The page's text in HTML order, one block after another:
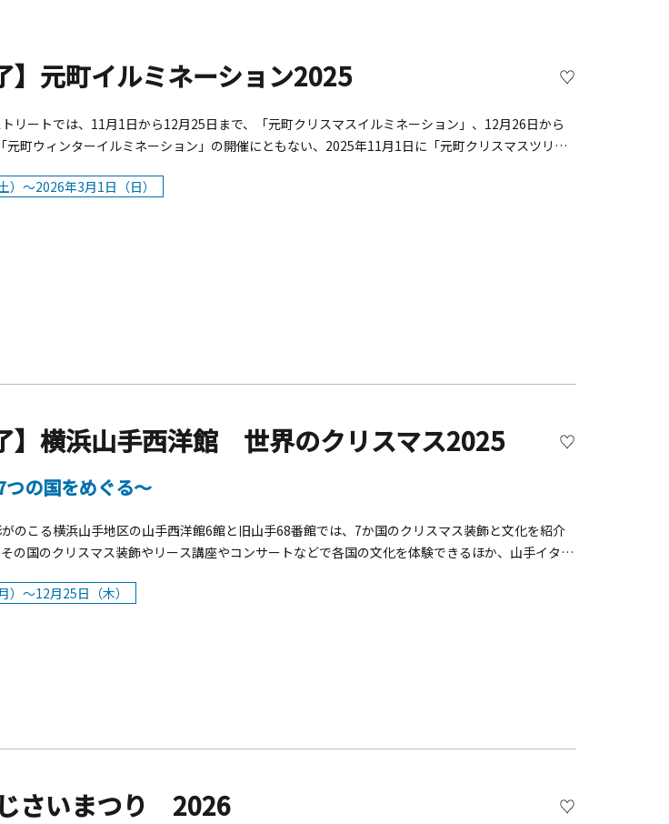
】元町イルミネーション2025
リートでは、11月1日から12月25日まで、「元町クリスマスイルミネーション」、12月26日から
元町ウィンターイルミネーション」の開催にともない、2025年11月1日に「元町クリスマスツリー
ぶ、モダンな西洋文化をいち早く取り入れたお洒落な街。横浜元町発祥のファッションブランドや家
）～2026年3月1日（日）
】横浜山手西洋館 世界のクリスマス2025
の国をめぐる～
のこる横浜山手地区の山手西洋館6館と旧山手68番館では、7か国のクリスマス装飾と文化を紹介
の国のクリスマス装飾やリース講座やコンサートなどで各国の文化を体験できるほか、山手イタリ
：30～17：00&nbsp;&nbsp;※金・土曜日は18:00まで■場所：横浜山手西洋館6館（外交官の家、
】英国（グレートブリテン及び北アイルランド連合王国）【装飾者】いなみ 純子（ケイ山田ガー
飾者】竹内 薫（The Table ALICE 主宰） 旧山手68番館【テーマ国】フィリピン共和国【装飾者】
使館★キャンドルガーデン ■場所：山手イタリア山庭園■日時：12月20日（土）日没～19：
）～12月25日（木）
さいまつり 2026